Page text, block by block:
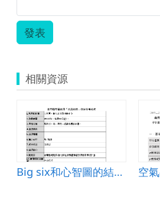
發表
相關資源
Big six和心智圖的結合-以認識學童故鄉為試作 空